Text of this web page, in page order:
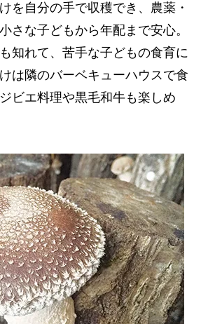
を自分の手で収穫でき、農薬・
さな子どもから年配まで安心。
知れて、苦手な子どもの食育に
は隣のバーベキューハウスで食
ビエ料理や黒毛和牛も楽しめ